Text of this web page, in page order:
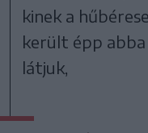
kinek a
került épp
látjuk,